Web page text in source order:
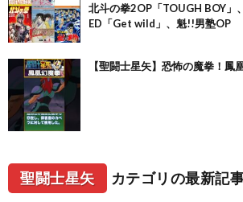
北斗の拳2OP「TOUGH BOY」
ED「Get wild」、魁!!男塾OP
【聖闘士星矢】恐怖の魔拳！鳳
聖闘士星矢 カテゴリの最新記